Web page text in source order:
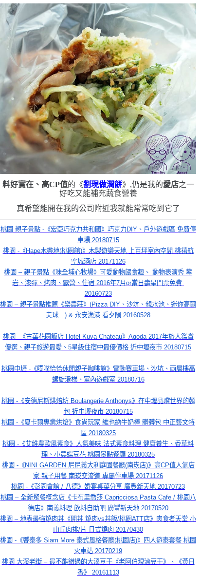
料好實在、高CP值的《劉現做潤餅》,仍是我的愛店之一
好吃又能補充蔬食營養
真希望能開在我的公司附近我就能常常吃到它了
桃園 親子景點 -《宏亞巧克力共和國》巧克力DIY、戶外遊戲區 免費停
車場 20180715
桃園 -《Hape木樂地(桃園館)》木製遊樂天地 上百坪室內空間 桃禧航
空城酒店 20171126
桃園 – 親子景點《味全埔心牧場》可愛動物餵食趣、 動物表演秀 攀
岩、漆彈、烤肉、露營、住宿 2016年7月or當日壽星門票免費
20160723
桃園 – 親子景點推薦《樂農莊》(Pizza DIY、沙坑、親水池、迷你高爾
夫球…) & 永安漁港 看夕陽 20160528
桃園 -《古華花園飯店 Hotel Kuva Chateau》Agoda 2017年旅人鑑賞
優選、親子旅遊最愛、5星級住宿中最優價格 近中壢夜市 20180715
桃園中壢 -《噗噗恰恰休閒親子咖啡館》電動賽車場、沙坑、兩層樓高
螺旋滑梯、室內遊戲室 20180716
桃園 -《安德尼斯烘焙坊 Boulangerie Anthonys》在中壢品嚐世界的麵
包 近中壢夜市 20180715
桃園 -《夏卡爾專業烘焙》食尚玩家 維也納牛奶棒 髒髒包 中正藝文特
區 20180325
桃園 -《艾維農歐風素食》人氣美味 法式素食料理 健康養生、香草料
理、小農蝶豆花 桃園景點餐廳 20180325
桃園 -《NINI GARDEN 尼尼義大利庭園餐廳(南崁店)》高CP值人氣店
家 親子用餐 南崁交流道 專屬停車場 20171126
桃園 -《彭園會館 / 八德》婚宴桌菜分享 廣豐新天地 20170723
桃園 – 全新聚餐概念店《卡布里喬莎 Capricciosa Pasta Cafe / 桃園八
德店》南義料理 飲料自助吧 廣豐新天地 20170520
桃園 – 地表最強燒肉丼《開丼 燒肉vs丼飯/桃園ATT店》肉食者天堂 小
山丘肉排/片 日式燒肉 20170430
桃園 -《饗泰多 Siam More 泰式風格餐廳(桃園店)》四人遊泰套餐 桃園
火車站 20170219
桃園 大溪老街 – 最不能錯過的大溪豆干《老阿伯現滷豆干》、《黃日
香》 20161113